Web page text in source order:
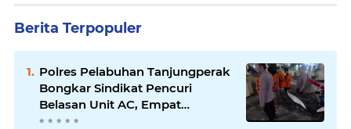
Berita Terpopuler
Polres Pelabuhan Tanjungperak
Bongkar Sindikat Pencuri
Belasan Unit AC, Empat
Tersangka Diamankan